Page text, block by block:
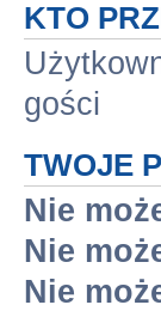
KTO
gości
TWOJE
Nie
Nie
Nie